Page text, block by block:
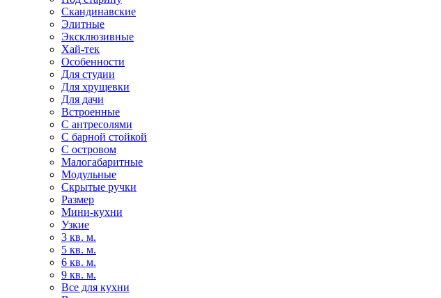
Скандинавские
Элитные
Эксклюзивные
Хай-тек
Особенности
Для студии
Для хрущевки
Для дачи
Встроенные
С антресолями
С барной стойкой
С островом
Малогабаритные
Модульные
Скрытые ручки
Размер
Мини-кухни
Узкие
3 кв. м.
5 кв. м.
6 кв. м.
9 кв. м.
Все для кухни